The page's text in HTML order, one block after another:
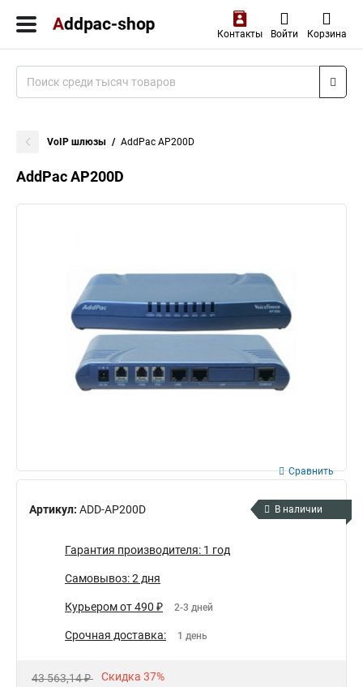
Контакты Войти Корзина
VoIP шлюзы AddPac AP200D
AddPac AP200D
Артикул: ADD-AP200D
Сравнить
В наличии
Гарантия производителя: 1 год
Самовывоз: 2 дня
Курьером от 490 ₽ 2-3 дней
Срочная доставка: 1 день
43 563,14 ₽ Скидка 37%